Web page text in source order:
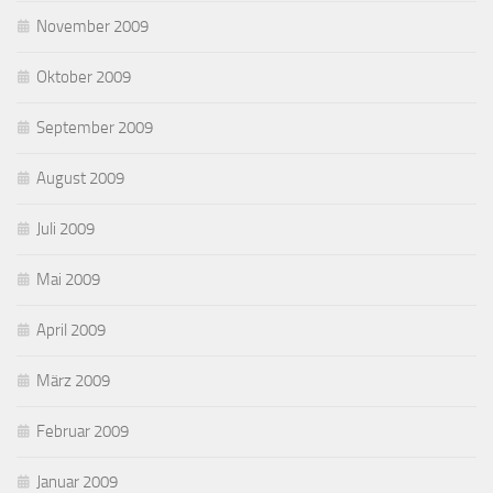
November 2009
Oktober 2009
September 2009
August 2009
Juli 2009
Mai 2009
April 2009
März 2009
Februar 2009
Januar 2009